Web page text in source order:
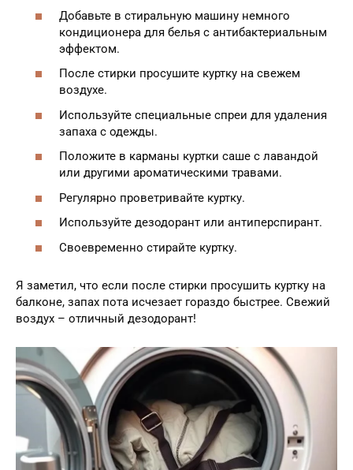
Добавьте в стиральную машину немного
кондиционера для белья с антибактериальным
эффектом.
После стирки просушите куртку на свежем
воздухе.
Используйте специальные спреи для удаления
запаха с одежды.
Положите в карманы куртки саше с лавандой
или другими ароматическими травами.
Регулярно проветривайте куртку.
Используйте дезодорант или антиперспирант.
Своевременно стирайте куртку.
Я заметил, что если после стирки просушить куртку на
балконе, запах пота исчезает гораздо быстрее. Свежий
воздух – отличный дезодорант!